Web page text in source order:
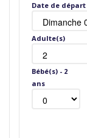
Date de départ
Adulte(s)
Bébé(s) - 2
ans